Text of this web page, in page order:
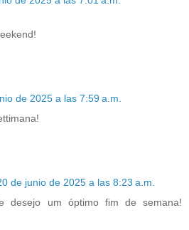
de 2025 a las 7:59 a.m.
de junio de 2025 a las 8:23 a.m.
desejo um óptimo fim de semana!